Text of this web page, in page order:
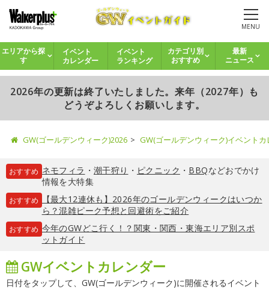
MENU
エリアから探
す
イベント
カレンダー
イベント
ランキング
カテゴリ別
おすすめ
最新
ニュース
2026年の更新は終了いたしました。来年（2027年）も
どうぞよろしくお願いします。
GW(ゴールデンウィーク)2026 GW(ゴールデンウィーク)イベント
おすすめ ネモフィラ ・ 潮干狩り ・ ピクニック ・ BBQなどおでかけ
情報を大特集
おすすめ
【最大12連休も】2026年のゴールデンウィークはいつか
ら？混雑ピーク予想と回避術をご紹介
おすすめ 今年のGWどこ行く！？関東・関西・東海エリア別スポ
ットガイド
GWイベントカレンダー
日付をタップして、GW(ゴールデンウィーク)に開催されるイベント